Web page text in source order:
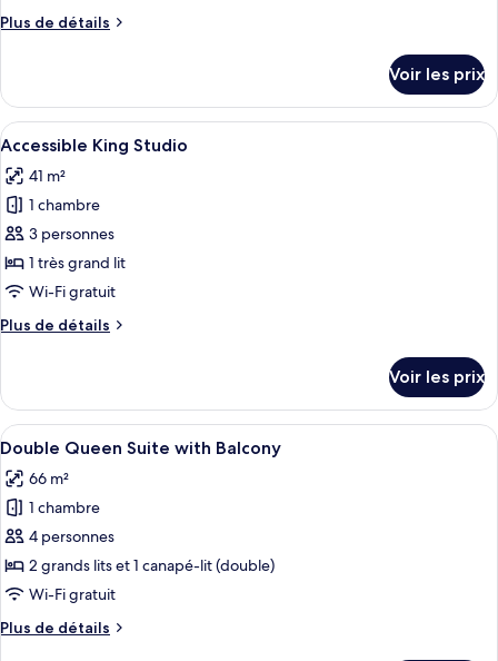
chambre :
Plus de détails
Plus
le
type
de
King
Studio
Voir les prix
Afficher
toutes
les
photos
pour
ce
type
chambre :
Studio
Une chambre d’hôtel avec un grand
4
Accessible King Studio
41 m²
1 chambre
3 personnes
1 très grand lit
Wi-Fi gratuit
Plus de détails
Plus
le
type
de
Accessible
King
Studio
Voir les prix
Afficher
toutes
les
photos
pour
ce
type
chambre :
Une chambre d’hôtel avec deux lits,
4
Double Queen Suite with Balcony
66 m²
1 chambre
4 personnes
2 grands lits et 1 canapé-lit (double)
Wi-Fi gratuit
Plus de détails
Plus